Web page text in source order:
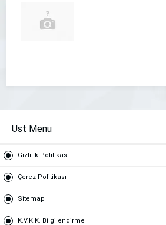
Ust Menu
Gizlilik Politikası
Çerez Politikası
Sitemap
K.V.K.K. Bilgilendirme